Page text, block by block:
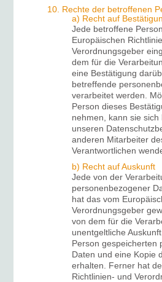
10. Rechte der betroffenen
a) Recht auf
Jede betroffene
Europäischen
Verordnungsgeber
dem für die
eine Bestätigung
betreffende
verarbeitet werden.
Person dieses
nehmen, kann sie
unseren
anderen Mitarbeiter
Verantwortlichen
b) Recht auf Auskunft
Jede von der
personenbezogener
hat das vom
Verordnungsgeber
von dem für die
unentgeltliche
Person gespeicherten
Daten und eine Kopie
erhalten. Ferner hat
Richtlinien- und